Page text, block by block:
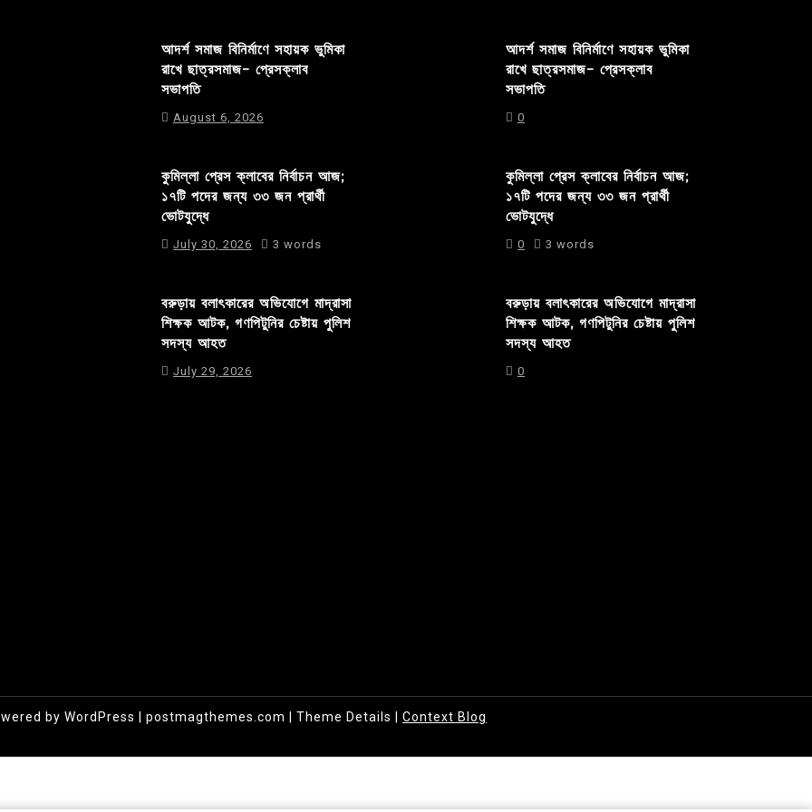
আদর্শ সমাজ বিনির্মাণে সহায়ক ভুমিকা
রাখে ছাত্রসমাজ- প্রেসক্লাব
সভাপতি
August 6, 2026
কুমিল্লা প্রেস ক্লাবের নির্বাচন আজ;
১৭টি পদের জন্য ৩৩ জন প্রার্থী
ভোটযুদ্ধে
July 30, 2026 3 words
বরুড়ায় বলাৎকারের অভিযোগে মাদ্রাসা
শিক্ষক আটক, গণপিটুনির চেষ্টায় পুলিশ
সদস্য আহত
July 29, 2026
আদর্শ সমাজ বিনির্মাণে সহায়ক ভুমিকা
রাখে ছাত্রসমাজ- প্রেসক্লাব
সভাপতি
0
কুমিল্লা প্রেস ক্লাবের নির্বাচন আজ;
১৭টি পদের জন্য ৩৩ জন প্রার্থী
ভোটযুদ্ধে
0 3 words
বরুড়ায় বলাৎকারের অভিযোগে মাদ্রাসা
শিক্ষক আটক, গণপিটুনির চেষ্টায় পুলিশ
সদস্য আহত
0
by WordPress postmagthemes.com Theme Details Context Blog